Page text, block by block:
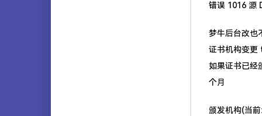
错误 1016 源
梦牛后台改也
证书机构变更
如果证书已经
个月
颁发机构(当